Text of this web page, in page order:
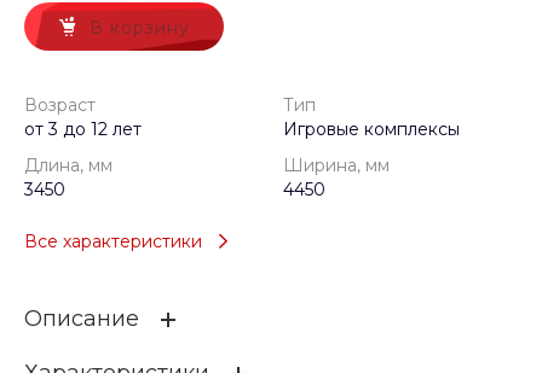
В корзину
Возраст
от 3 до 12 лет
Тип
Игровые комплексы
Длина, мм
3450
Ширина, мм
4450
Все характеристики
Описание